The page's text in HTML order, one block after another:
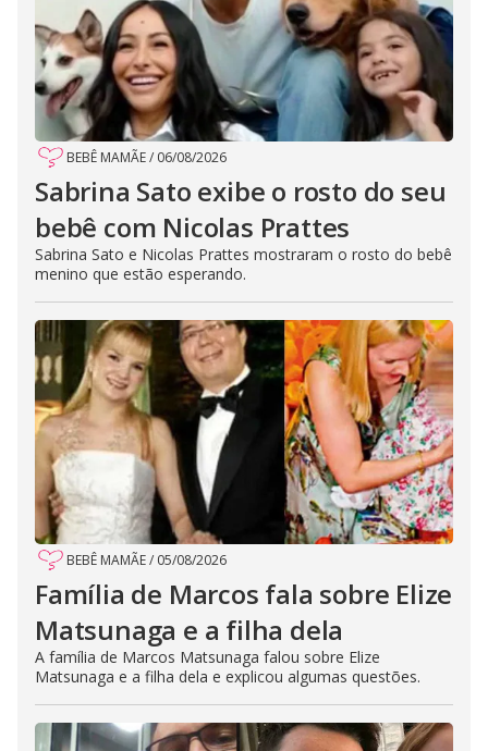
BEBÊ MAMÃE/ 06/08/2026
Sabrina Sato exibe o rosto do seu
bebê com Nicolas Prattes
Sabrina Sato e Nicolas Prattes mostraram o rosto do bebê
menino que estão esperando.
BEBÊ MAMÃE/ 05/08/2026
Família de Marcos fala sobre Elize
Matsunaga e a filha dela
A família de Marcos Matsunaga falou sobre Elize
Matsunaga e a filha dela e explicou algumas questões.